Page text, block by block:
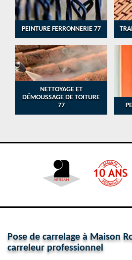
PEINTURE FERRONNERIE 77
NETTOYAGE ET
DÉMOUSSAGE DE TOITURE
77
Pose de carrelage à Maison
carreleur professionnel